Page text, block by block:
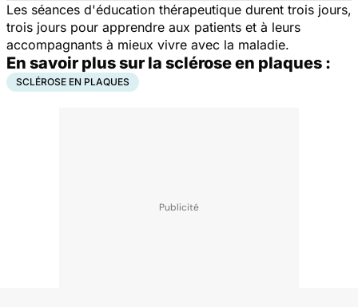
Les séances d'éducation thérapeutique durent trois jours,
trois jours pour apprendre aux patients et à leurs
accompagnants à mieux vivre avec la maladie.
En savoir plus sur la sclérose en plaques :
SCLÉROSE EN PLAQUES